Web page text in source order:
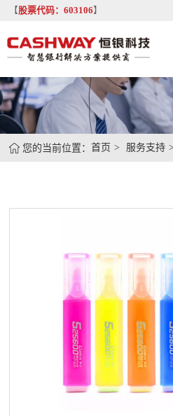
【股票代码：603106】
您的当前位置：首页 服务支持